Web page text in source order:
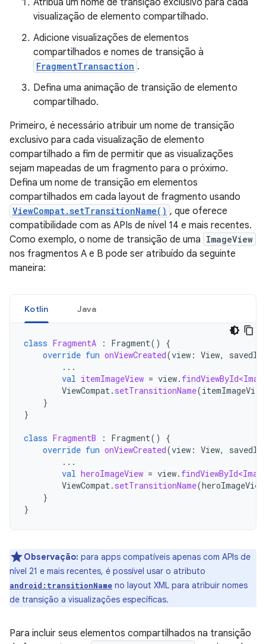
Atribua um nome de transição exclusivo para cada
visualização de elemento compartilhado.
Adicione visualizações de elementos
compartilhados e nomes de transição à
FragmentTransaction .
Defina uma animação de transição de elemento
compartilhado.
Primeiro, é necessário atribuir um nome de transição
exclusivo para cada visualização de elemento
compartilhado a fim de permitir que as visualizações
sejam mapeadas de um fragmento para o próximo.
Defina um nome de transição em elementos
compartilhados em cada layout de fragmento usando
ViewCompat.setTransitionName() , que oferece
compatibilidade com as APIs de nível 14 e mais recentes.
Como exemplo, o nome de transição de uma ImageView
nos fragmentos A e B pode ser atribuído da seguinte
maneira:
Kotlin Java
class FragmentA : Fragment()
{
override fun onViewCreated(view : View,
...
val itemImageView = view.
ViewCompat. setTransitionName(itemImageView
}
}
class FragmentB : Fragment()
{
override fun onViewCreated(view : View,
...
val heroImageView = view.
ViewCompat. setTransitionName(heroImageView
}
}
Observação: para apps compatíveis apenas com APIs de
nível 21 e mais recentes, é possível usar o atributo
android:transitionName no layout XML para atribuir nomes
de transição a visualizações específicas.
Para incluir seus elementos compartilhados na transição